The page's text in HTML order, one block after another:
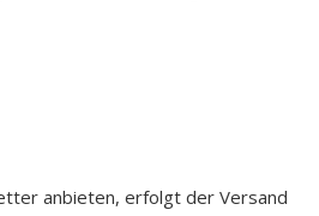
anbieten, erfolgt der Versand